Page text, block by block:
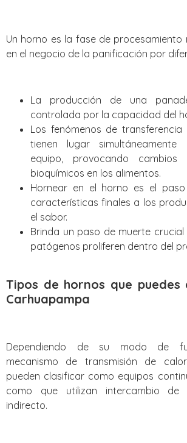
Un horno es la fase de procesamiento
en el negocio de la panificación por
La producción de una
controlada por la capacidad del
Los fenómenos de
tienen lugar
equipo, provocando cambios
bioquímicos en los alimentos.
Hornear en el horno es el
características finales a los
el sabor.
Brinda un paso de muerte
patógenos proliferen dentro del
Tipos de hornos que
Carhuapampa
Dependiendo de su modo de
mecanismo de transmisión de
pueden clasificar como equipos
como que utilizan intercambio
indirecto.